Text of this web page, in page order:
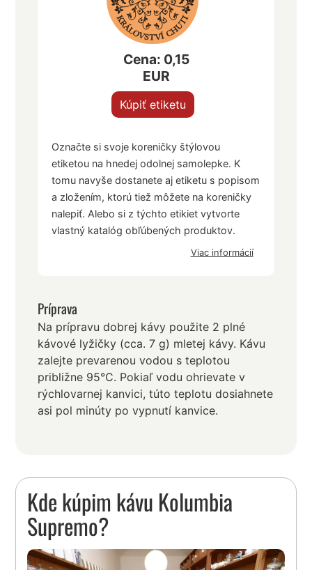
Cena: 0,15
EUR
Kúpiť etiketu
Označte si svoje koreničky štýlovou
etiketou na hnedej odolnej samolepke. K
tomu navyše dostanete aj etiketu s popisom
a zložením, ktorú tiež môžete na koreničky
nalepiť. Alebo si z týchto etikiet vytvorte
vlastný katalóg obľúbených produktov.
Viac informácií
Príprava
Na prípravu dobrej kávy použite 2 plné
kávové lyžičky (cca. 7 g) mletej kávy. Kávu
zalejte prevarenou vodou s teplotou
približne 95°C. Pokiaľ vodu ohrievate v
rýchlovarnej kanvici, túto teplotu dosiahnete
asi pol minúty po vypnutí kanvice.
Kde kúpim kávu Kolumbia
Supremo?